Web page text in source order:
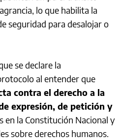
lo que habilita la
seguridad para desalojar o
se declare la
al entender que
contra el derecho a la
expresión, de petición y
en la Constitución Nacional y
sobre derechos humanos.